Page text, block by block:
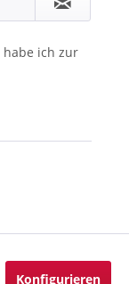
habe ich zur
Konfigurieren